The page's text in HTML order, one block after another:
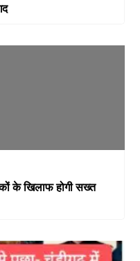
के खिलाफ होगी सख्त